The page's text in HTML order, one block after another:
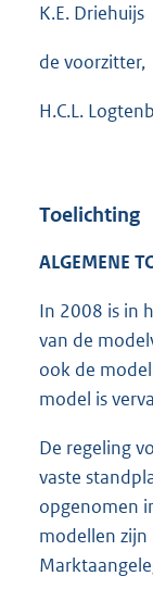
K.E. Driehuijs
de voorzitter,
H.C.L.
Toelichting
ALGEMENE
In 2008 is in
van de
ook de
model is
De regeling
vaste
opgenomen
modellen zijn